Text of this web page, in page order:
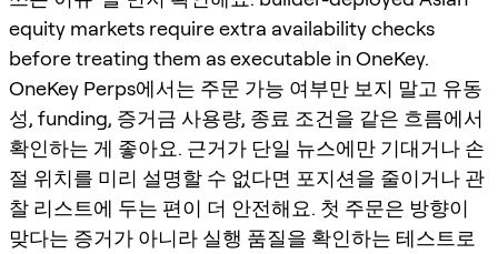
equity markets require extra availability checks
before treating them as executable in OneKey.
OneKey Perps에서는 주문 가능 여부만 보지 말고 유동
성, funding, 증거금 사용량, 종료 조건을 같은 흐름에서
확인하는 게 좋아요. 근거가 단일 뉴스에만 기대거나 손
절 위치를 미리 설명할 수 없다면 포지션을 줄이거나 관
찰 리스트에 두는 편이 더 안전해요. 첫 주문은 방향이
맞다는 증거가 아니라 실행 품질을 확인하는 테스트로